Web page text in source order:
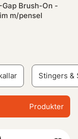
Brush-On -
m/pensel
Stingers &
Produkter